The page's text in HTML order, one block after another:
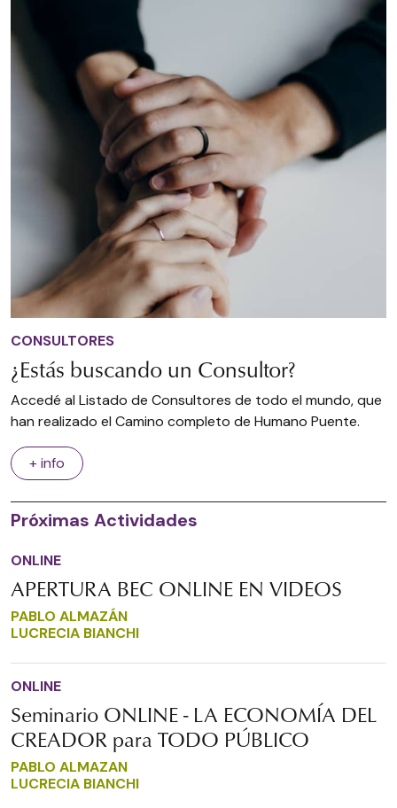
CONSULTORES
¿Estás buscando un Consultor?
Accedé al Listado de Consultores de todo el mundo, que
han realizado el Camino completo de Humano Puente.
+ info
Próximas Actividades
ONLINE
APERTURA BEC ONLINE EN VIDEOS
PABLO ALMAZÁN
LUCRECIA BIANCHI
ONLINE
Seminario ONLINE - LA ECONOMÍA DEL
CREADOR para TODO PÚBLICO
PABLO ALMAZAN
LUCRECIA BIANCHI